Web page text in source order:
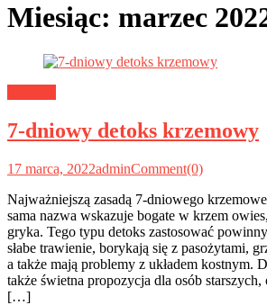
Miesiąc: marzec
7-dniowy detoks krzemowy
17 marca, 2022adminComment(0)
Najważniejszą zasadą 7-dniowego
sama nazwa wskazuje bogate w krzem
gryka. Tego typu detoks zastosować
słabe trawienie, borykają się z pasożytami,
a także mają problemy z układem kostnym.
także świetna propozycja dla osób
[…]